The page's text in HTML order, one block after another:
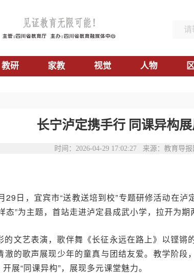
教研 家教 视觉 人物
长宁泸定携手行 同课异构
时间：2026-04-29 17:02:27 来源：教育导报
29日，宜宾市“送教送培到校”专题研修活动在
”为主题，首站走进泸定县成武小学，拉开为期
文艺表演，歌伴舞《长征永远在路上》以铿
的歌声展现少年的童真与团结友爱。教学阶段
展“同课异构”，展现多元课堂魅力。